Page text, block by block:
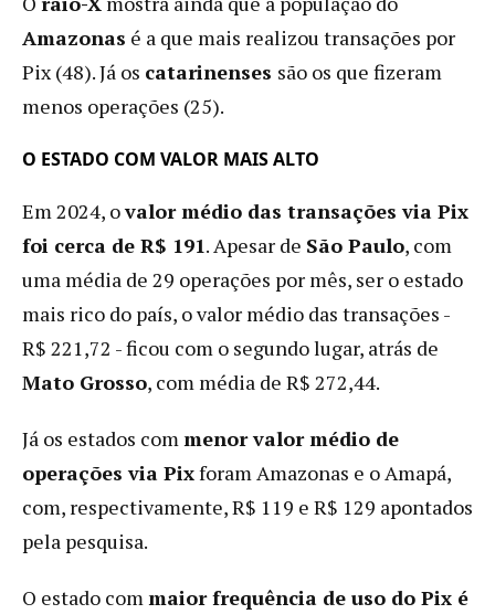
Amazonas é a que mais realizou transações por
Pix (48). Já os catarinenses são os que fizeram
menos operações (25).
O ESTADO COM VALOR MAIS ALTO
Em 2024, ovalor médio das transações via Pix
foi cerca de R$ 191. Apesar de São Paulo, com
uma média de 29 operações por mês, ser o estado
mais rico do país, o valor médio das transações -
R$ 221,72 - ficou com o segundo lugar, atrás de
Mato Grosso, com média de R$ 272,44.
Já os estados commenor valor médio de
operações via Pixforam Amazonas e o Amapá,
com, respectivamente, R$ 119 e R$ 129 apontados
pela pesquisa.
O estado commaior frequência de uso do Pix é